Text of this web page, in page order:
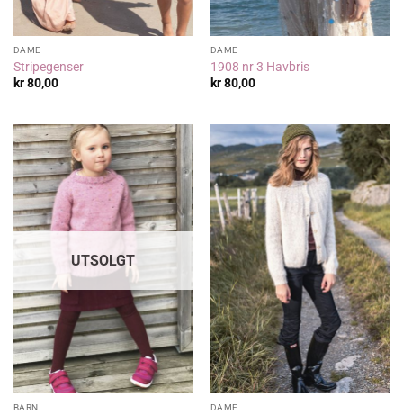
DAME
Stripegenser
kr80,00
DAME
1908 nr 3 Havbris
kr80,00
UTSOLGT
BARN DAME